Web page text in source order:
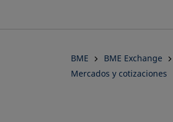
BME
BME
BME Exchange
Mercados y cotizaciones